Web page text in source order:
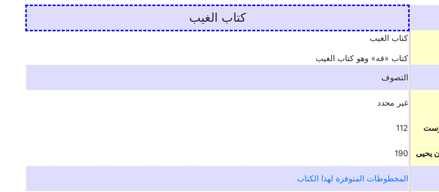
كتاب الغيب
كتاب الغيب
كتاب «قه» وهو كتاب الغيب
التصوف
غير محدد
112
يحيى 190
المخطوطات المتوفرة لهذا الكتاب